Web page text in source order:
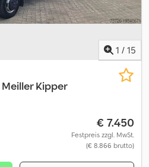
1 / 15
Meiller Kipper
€ 7.450
Festpreis zzgl. MwSt.
(€ 8.866 brutto)